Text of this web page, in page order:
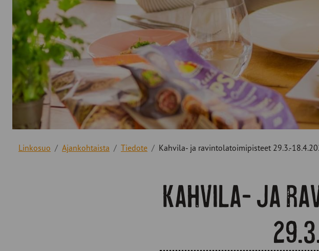
Linkosuo Ajankohtaista Tiedote Kahvila- ja ravintolatoimipisteet 29.3.-
Kahvila- ja